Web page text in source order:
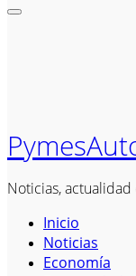
Noticias,
Inicio
Noticias
Economía